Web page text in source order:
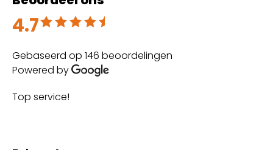
4.7
Beoordeeld met 4.7 uit 5
Gebaseerd op 146 beoordelingen
Powered by
Top service!